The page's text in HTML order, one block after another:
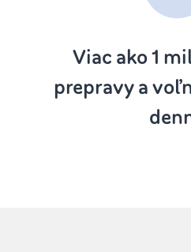
Viac ako 1
prepravy a